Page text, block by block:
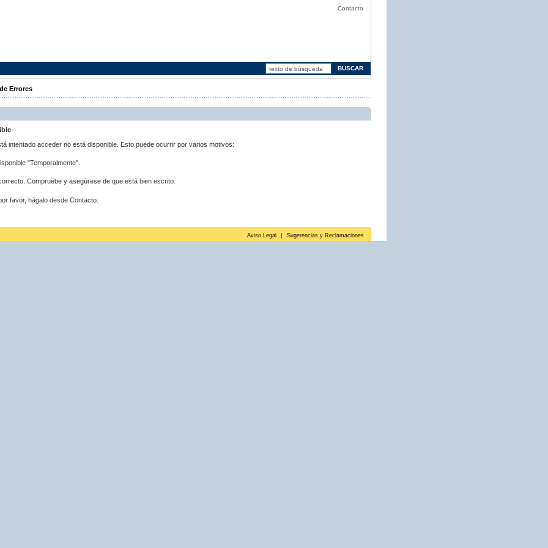
Contacto
Errores
intentado acceder no está disponible. Esto puede ocurrir por varios motivos:
"Temporalmente".
Compruebe y asegúrese de que está bien escrito.
favor, hágalo desde Contacto.
Aviso Legal Sugerencias y Reclamaciones